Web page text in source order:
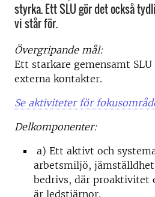
styrka. Ett SLU gör det också
vi står för.
Övergripande mål:
Ett starkare gemensamt
externa kontakter.
Se aktiviteter för
Delkomponenter:
a) Ett aktivt och
arbetsmiljö,
bedrivs, där proaktivitet
är ledstjärnor.